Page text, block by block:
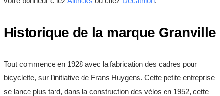
Historique de la marque Granville
Tout commence en 1928 avec la fabrication des cadres pour
bicyclette, sur l’initiative de Frans Huygens. Cette petite entreprise
se lance plus tard, dans la construction des vélos en 1952, cette